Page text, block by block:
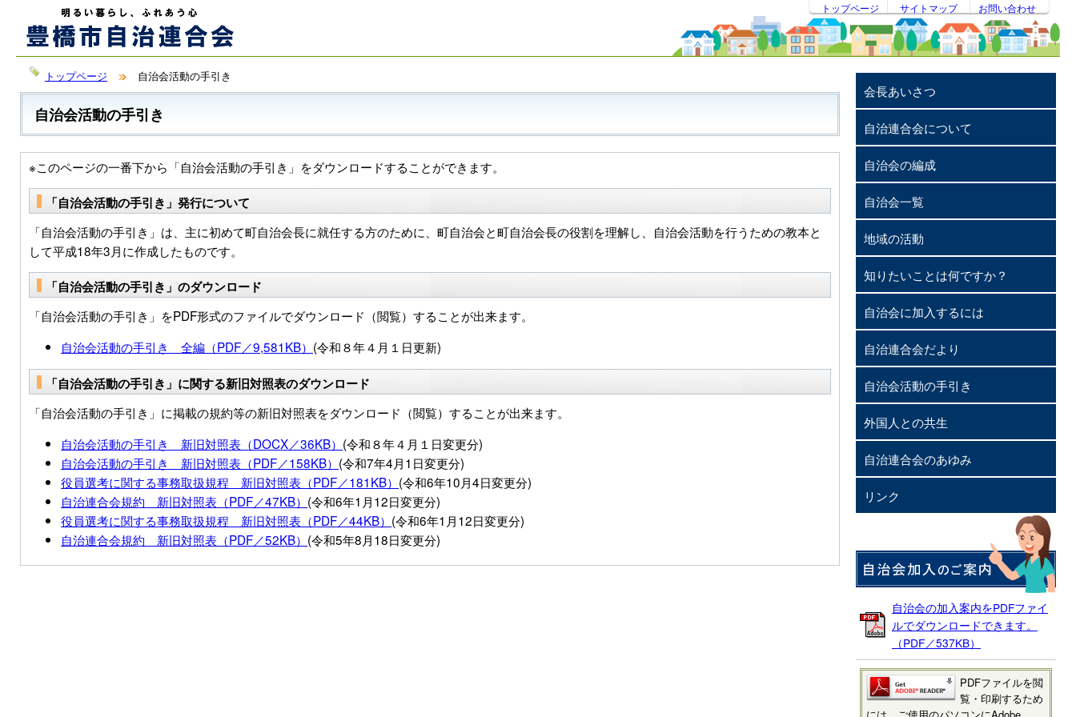
トップページ サイトマップ お問い合わせ
トップページ 自治会活動の手引き
自治会活動の手引き
※このページの一番下から「自治会活動の手引き」をダウンロードすることができます。
「自治会活動の手引き」発行について
「自治会活動の手引き」は、主に初めて町自治会長に就任する方のために、町自治会と町自治会長の役割を理解し、自治会活動を行うための教本と
して平成18年3月に作成したものです。
「自治会活動の手引き」のダウンロード
「自治会活動の手引き」をPDF形式のファイルでダウンロード（閲覧）することが出来ます。
自治会活動の手引き 全編（PDF／9,581KB） (令和８年４月１日更新)
「自治会活動の手引き」に関する新旧対照表のダウンロード
「自治会活動の手引き」に掲載の規約等の新旧対照表をダウンロード（閲覧）することが出来ます。
自治会活動の手引き 新旧対照表（DOCX／36KB） (令和８年４月１日変更分)
自治会活動の手引き 新旧対照表（PDF／158KB） (令和7年4月1日変更分)
役員選考に関する事務取扱規程＿新旧対照表（PDF／181KB） (令和6年10月4日変更分)
自治連合会規約 新旧対照表（PDF／47KB） (令和6年1月12日変更分)
役員選考に関する事務取扱規程＿新旧対照表（PDF／44KB） (令和6年1月12日変更分)
自治連合会規約 新旧対照表（PDF／52KB） (令和5年8月18日変更分)
会長あいさつ
自治連合会について
自治会の編成
自治会一覧
地域の活動
知りたいことは何ですか？
自治会に加入するには
自治連合会だより
自治会活動の手引き
外国人との共生
自治連合会のあゆみ
リンク
自治会の加入案内をPDFファイ
ルでダウンロードできます。
（PDF／537KB）
PDFファイルを閲
覧・印刷するため